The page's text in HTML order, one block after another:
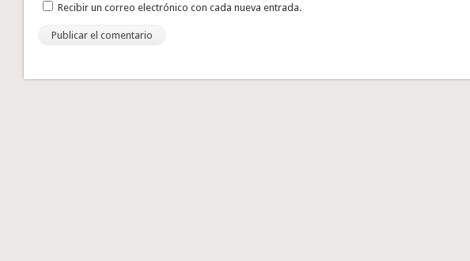
Recibir un correo electrónico con cada nueva entrada.